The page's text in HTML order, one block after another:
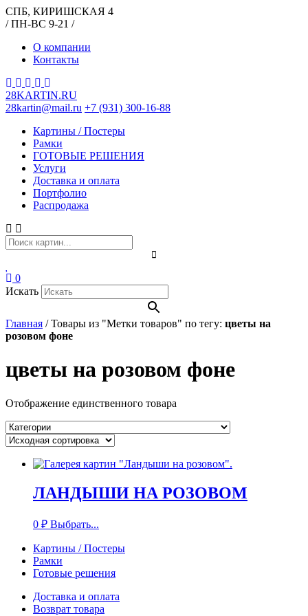
СПБ, КИРИШСКАЯ 4
/ ПН-ВС 9-21 /
О компании
Контакты
28KARTIN.RU
28kartin@mail.ru +7 (931) 300-16-88
Картины / Постеры
Рамки
ГОТОВЫЕ РЕШЕНИЯ
Услуги
Доставка и оплата
Портфолио
Распродажа
0
Искать
Главная /Товары из "Метки товаров" по тегу: цветы на
розовом фоне
цветы на розовом фоне
Отображение единственного товара
ЛАНДЫШИ НА РОЗОВОМ
0 ₽ Выбрать...
Картины / Постеры
Рамки
Готовые решения
Доставка и оплата
Возврат товара